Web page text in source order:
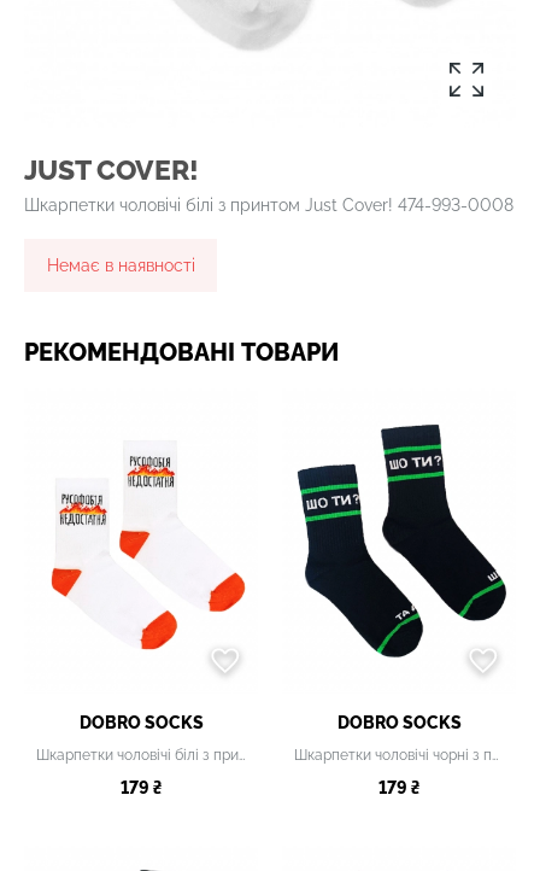
JUST COVER!
Шкарпетки чоловічі білі з принтом Just Cover! 474-993-0008
Немає в наявності
РЕКОМЕНДОВАНІ ТОВАРИ
DOBRO SOCKS
Шкарпетки чоловічі білі з принтом
179 ₴
DOBRO SOCKS
Шкарпетки чоловічі чорні з принтом
179 ₴